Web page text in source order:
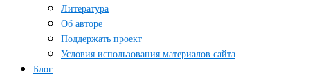
Литература
Об авторе
Поддержать проект
Условия использования материалов сайта
Блог